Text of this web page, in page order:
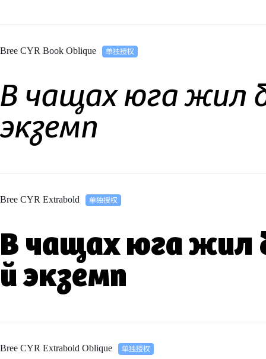
Bree CYR Book Oblique
В чащах юга жил
экземп
Bree CYR Extrabold
В чащах юга жил
й экземп
Bree CYR Extrabold Oblique